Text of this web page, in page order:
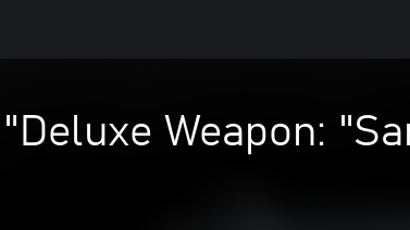
Deluxe Weapon: